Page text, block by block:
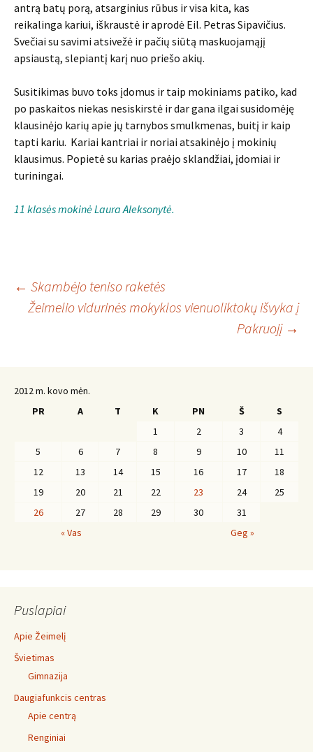
antrą batų porą, atsarginius rūbus ir visa kita, kas
reikalinga kariui, iškraustė ir aprodė Eil. Petras Sipavičius.
Svečiai su savimi atsivežė ir pačių siūtą maskuojamąjį
apsiaustą, slepiantį karį nuo priešo akių.
Susitikimas buvo toks įdomus ir taip mokiniams patiko, kad
po paskaitos niekas nesiskirstė ir dar gana ilgai susidomėję
klausinėjo karių apie jų tarnybos smulkmenas, buitį ir kaip
tapti kariu. Kariai kantriai ir noriai atsakinėjo į mokinių
klausimus. Popietė su karias praėjo sklandžiai, įdomiai ir
turiningai.
11 klasės mokinė Laura Aleksonytė.
Įrašo
← Skambėjo teniso raketės
Žeimelio vidurinės mokyklos vienuoliktokų išvyka į
Pakruojį →
2012 m. kovo mėn.
PR
A T K PN Š
S
1
2 3
4
5
6 7 8 9 10
11
12
13 14 15 16 17
18
19
20 21 22 23 24
25
26
27 28 29 30
31
« Vas
Geg »
Puslapiai
Apie Žeimelį
Švietimas
Gimnazija
Daugiafunkcis centras
Apie centrą
Renginiai